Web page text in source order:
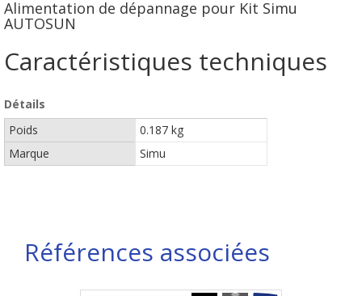
Alimentation de dépannage pour Kit Simu
AUTOSUN
Caractéristiques techniques
Détails
Poids
0.187 kg
Marque
Simu
Références associées